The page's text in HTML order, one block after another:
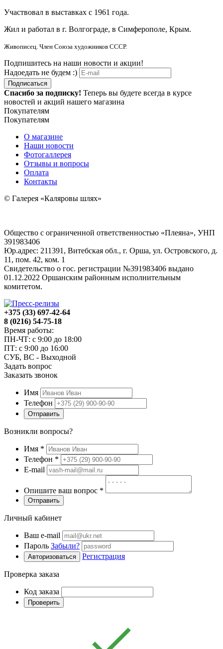
Участвовал в выставках с 1961 года.
Жил и работал в г. Волгограде, в Симферополе, Крым.
Живописец. Член Союза художников СССР.
Подпишитесь на наши новости и акции!
Надоедать не будем :)
Подписаться
Спасибо за подписку! Теперь вы будете всегда в курсе
новостей и акций нашего магазина
Покупателям
Покупателям
О магазине
Наши новости
Фотогаллерея
Отзывы и вопросы
Оплата
Контакты
© Галерея «Каляровы шлях»
Общество с ограниченной ответственностью «Плеяна», УНП
391983406
Юр.адрес: 211391, Витебская обл., г. Орша, ул. Островского, д.
11, пом. 42, ком. 1
Свидетельство о гос. регистрации №391983406 выдано
01.12.2022 Оршанским районным исполнительным
комитетом.
+375 (33) 697-42-64
8 (0216) 54-75-18
Время работы:
ПН-ЧТ: с 9:00 до 18:00
ПТ: с 9:00 до 16:00
СУБ, ВС - Выходной
Задать вопрос
Заказать звонок
Имя
Телефон
Отправить
Возникли вопросы?
Имя *
Телефон *
E-mail
Опишите ваш вопрос *
Отправить
Личный кабинет
Ваш e-mail
Пароль Забыли?
Авторизоваться Регистрация
Проверка заказа
Код заказа
Проверить